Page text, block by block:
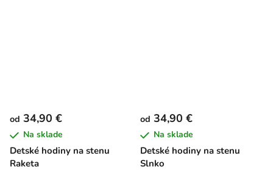
Detské hodiny na stenu
Raketa
od 34,90 €
Na sklade
Detské hodiny na stenu
Slnko
od 34,90 €
Na sklade